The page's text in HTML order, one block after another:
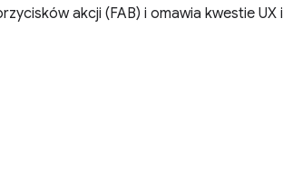
akcji (FAB) i omawia kwestie UX i